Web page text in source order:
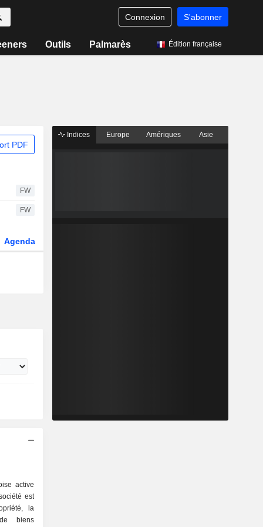
Connexion S'abonner
Outils Palmarès Édition française
PDF
FW
FW
Agenda
active
est
la
biens
Indices Europe Amériques Asie